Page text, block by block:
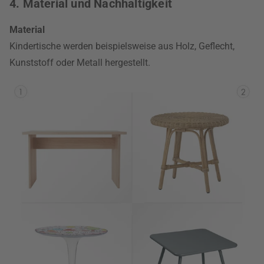
4. Material und Nachhaltigkeit
Material
Kindertische werden beispielsweise aus Holz, Geflecht,
Kunststoff oder Metall hergestellt.